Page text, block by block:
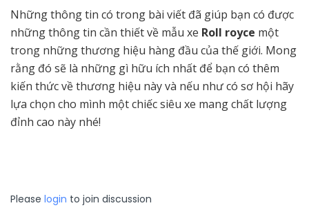
Những thông tin có trong bài viết đã giúp bạn có được
những thông tin cần thiết về mẫu xe Roll royce một
trong những thương hiệu hàng đầu của thế giới. Mong
rằng đó sẽ là những gì hữu ích nhất để bạn có thêm
kiến thức về thương hiệu này và nếu như có sơ hội hãy
lựa chọn cho mình một chiếc siêu xe mang chất lượng
đỉnh cao này nhé!
Please login to join discussion